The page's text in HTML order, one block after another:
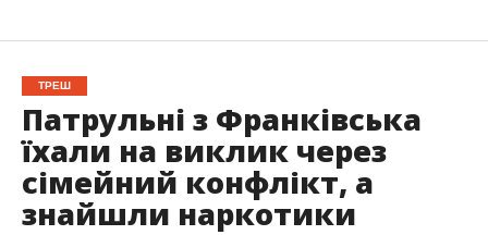
ТРЕШ
Патрульні з Франківська
їхали на виклик через
сімейний конфлікт, а
знайшли наркотики